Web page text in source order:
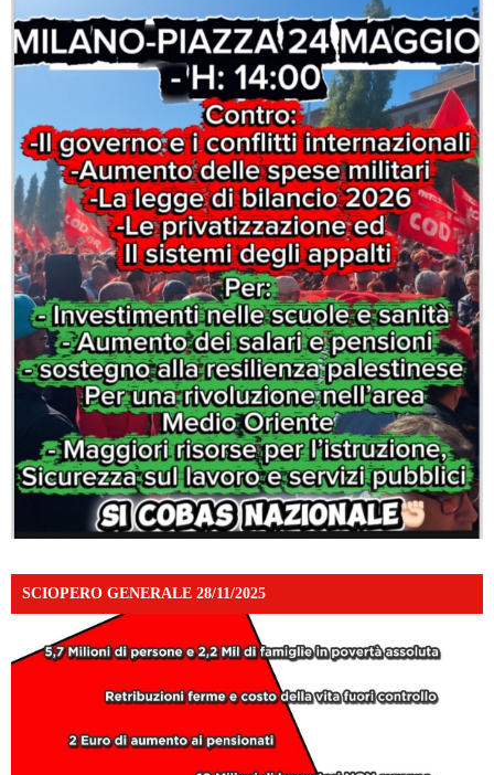
SCIOPERO GENERALE 28/11/2025